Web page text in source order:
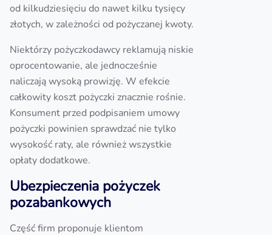
od kilkudziesięciu do nawet kilku tysięcy
złotych, w zależności od pożyczanej kwoty.
Niektórzy pożyczkodawcy reklamują niskie
oprocentowanie, ale jednocześnie
naliczają wysoką prowizję. W efekcie
całkowity koszt pożyczki znacznie rośnie.
Konsument przed podpisaniem umowy
pożyczki powinien sprawdzać nie tylko
wysokość raty, ale również wszystkie
opłaty dodatkowe.
Ubezpieczenia pożyczek
pozabankowych
Część firm proponuje klientom